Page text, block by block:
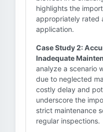
highlights the
appropriately rated
application.
Case Study 2:
Inadequate
analyze a scenario
due to neglected
costly delay and
underscore the
strict maintenance
regular inspections.